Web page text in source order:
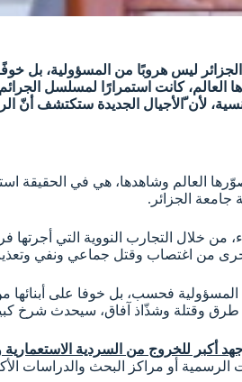
ليس هروبًا من المسؤولية، بل خوفًا
لأن ّالأجيال الجديدة ستكتشف
جامعة الجزائر.
خلال التجارب النووية التي
الأخرى من اغتصاب وقتل جماعي ونفي
فحسب، بل خوفا على أبنائها
وقتلة وشذّاذ آفاق، سيحدث شرخ كبير
جهد أكبر للخروج من السردية
أو مراكز البحث والدراسات